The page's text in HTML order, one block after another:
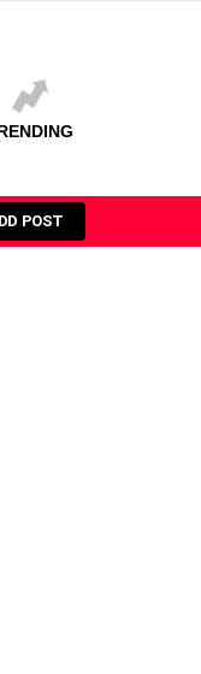
POST